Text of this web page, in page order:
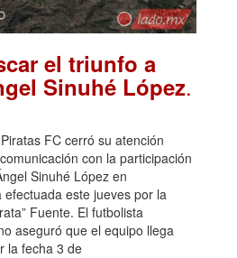
el triunfo a
Sinuhé López.
FC cerró su atención
con la participación
Sinuhé López en
este jueves por la
Fuente. El futbolista
aseguró que el equipo llega
la fecha 3 de